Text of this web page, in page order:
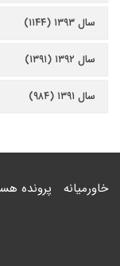
سال ۱۳۹۳ (۱۱۴۴)
سال ۱۳۹۲ (۱۳۹۱)
سال ۱۳۹۱ (۹۸۴)
خاورمیانه پرونده